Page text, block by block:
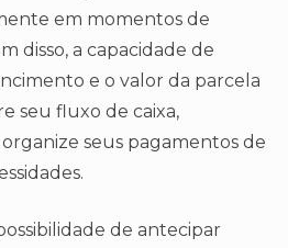
em momentos de
disso, a capacidade de
e o valor da parcela
seu fluxo de caixa,
seus pagamentos de
de antecipar